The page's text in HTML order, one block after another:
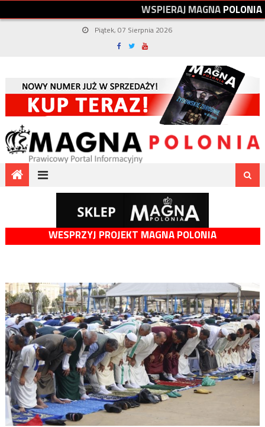
WSPIERAJMAGNAPOLONIA
Piątek, 07 Sierpnia 2026
WESPRZYJ PROJEKT MAGNA POLONIA